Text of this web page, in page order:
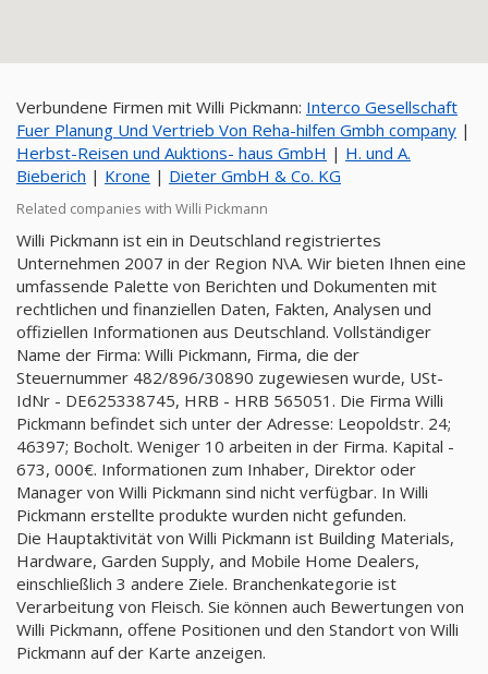
Verbundene Firmen mit Willi Pickmann: Interco Gesellschaft
Fuer Planung Und Vertrieb Von Reha-hilfen Gmbh company |
Herbst-Reisen und Auktions- haus GmbH | H. und A.
Bieberich | Krone | Dieter GmbH & Co. KG
Related companies with Willi Pickmann
Willi Pickmann ist ein in Deutschland registriertes
Unternehmen 2007 in der Region N\A. Wir bieten Ihnen eine
umfassende Palette von Berichten und Dokumenten mit
rechtlichen und finanziellen Daten, Fakten, Analysen und
offiziellen Informationen aus Deutschland. Vollständiger
Name der Firma: Willi Pickmann, Firma, die der
Steuernummer 482/896/30890 zugewiesen wurde, USt-
IdNr - DE625338745, HRB - HRB 565051. Die Firma Willi
Pickmann befindet sich unter der Adresse: Leopoldstr. 24;
46397; Bocholt. Weniger 10 arbeiten in der Firma. Kapital -
673, 000€. Informationen zum Inhaber, Direktor oder
Manager von Willi Pickmann sind nicht verfügbar. In Willi
Pickmann erstellte produkte wurden nicht gefunden.
Die Hauptaktivität von Willi Pickmann ist Building Materials,
Hardware, Garden Supply, and Mobile Home Dealers,
einschließlich 3 andere Ziele. Branchenkategorie ist
Verarbeitung von Fleisch. Sie können auch Bewertungen von
Willi Pickmann, offene Positionen und den Standort von Willi
Pickmann auf der Karte anzeigen.